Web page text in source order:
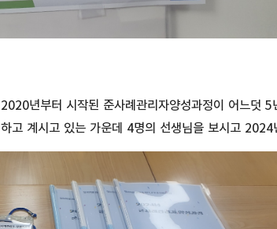
2020년부터 시작된 준사례관리자양성과정이 어느덧
하고 계시고 있는 가운데 4명의 선생님을 보시고